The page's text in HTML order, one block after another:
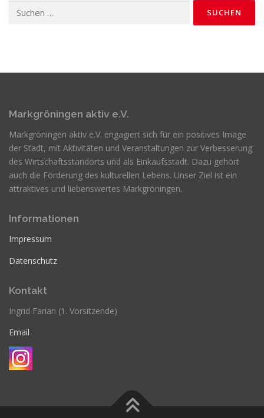
nach:
Markgröningen aktiv e.V.
Markgröningen aktiv e.V. engagiert sich für ein positives Image
der Stadt, mit Aktivitäten und Veranstaltungen zur Verbesserung
des Wirtschaftsstandorts und als Einkaufsstadt. Dazu gehört
auch die Förderung des kulturellen Lebens. Unser Ziel ist ein
attraktives und liebenswertes Markgröningen.
Informationen
Impressum
Datenschutz
Kontakt
Ingrid Farian (1. Vorsitzende)
Email